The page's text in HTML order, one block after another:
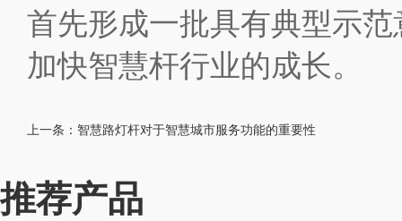
首先形成一批具有典型示
加快智慧杆行业的成长。
上一条： 智慧路灯杆对于智慧城市服务功能的重要性
推荐产品